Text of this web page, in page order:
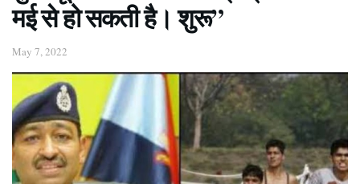
मई से हो सकती है। शुरू”
May 7, 2022